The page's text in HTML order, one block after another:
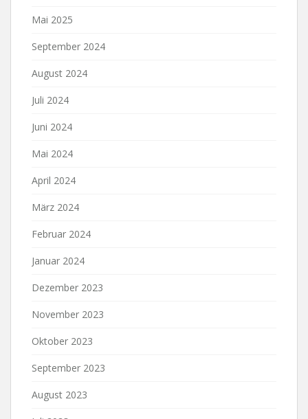
Mai 2025
September 2024
August 2024
Juli 2024
Juni 2024
Mai 2024
April 2024
März 2024
Februar 2024
Januar 2024
Dezember 2023
November 2023
Oktober 2023
September 2023
August 2023